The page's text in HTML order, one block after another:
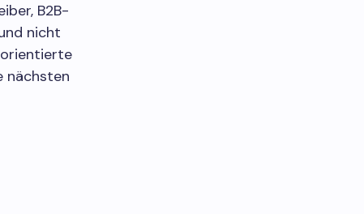
B2B-
nicht
nächsten